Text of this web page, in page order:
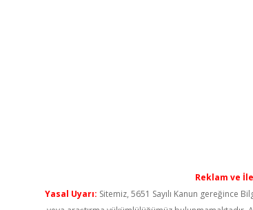
Reklam ve
Yasal Uyarı: Sitemiz, 5651 Sayılı Kanun gereğince